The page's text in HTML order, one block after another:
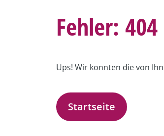
Fehler: 404
Ups! Wir konnten die von
Startseite